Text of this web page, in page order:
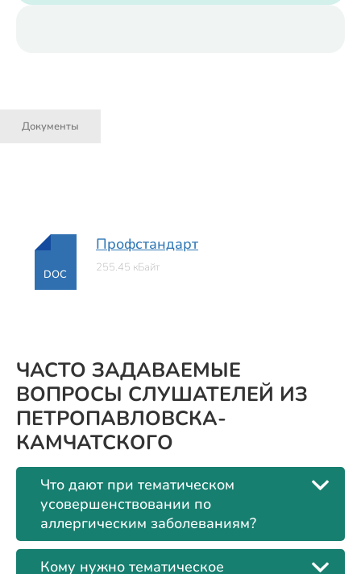
Документы
DOC
Профстандарт
255.45 кБайт
ЧАСТО ЗАДАВАЕМЫЕ
ВОПРОСЫ СЛУШАТЕЛЕЙ ИЗ
ПЕТРОПАВЛОВСКА-
КАМЧАТСКОГО
Что дают при тематическом
усовершенствовании по
аллергическим заболеваниям?
Кому нужно тематическое